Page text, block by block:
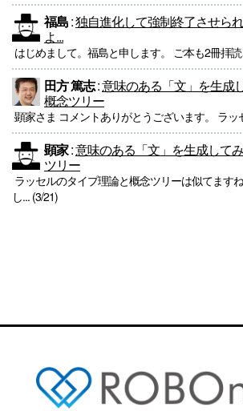
福島:独自進化して強制終了させら
よ...
はじめまして。福島と申します。 ご本も2冊拝
田方 篤志:意味のある「文」を生
概念ツリー
顕家さま コメントありがとうございます。 ラッ
顕家:意味のある「文」を生成して
ツリー
ラッセルのタイプ理論と概念ツリーは似てます
し... (3/21)